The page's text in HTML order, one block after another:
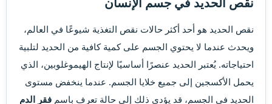
نقص الحديد هو أحد أكثر حالات نقص التغذية شيوعًا في العالم،
ويحدث عندما لا يحتوي الجسم على كمية كافية من الحديد لتلبية
احتياجاته. يُعتبر الحديد عنصرًا أساسيًا لإنتاج الهيموغلوبين، الذي
يحمل الأكسجين إلى جميع خلايا الجسم. عندما ينخفض مستوى
الحديد في الجسم، قد يؤدي ذلك إلى حالة تعرف باسم فقر الدم